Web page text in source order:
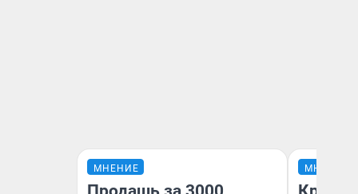
МНЕНИЕ МНЕНИЕ